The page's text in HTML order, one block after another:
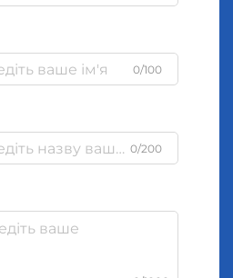
0/100
0/200